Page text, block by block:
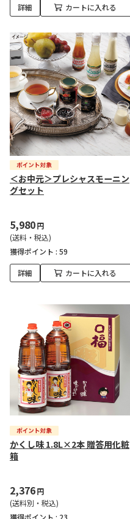
詳細 カートに入れる
＜お中元＞プレシャスモーニン
グセット
5,980円
(送料・税込)
獲得ポイント : 59
詳細 カートに入れる
かくし味 1.8L×2本 贈答用化粧
箱
2,376円
(送料別・税込)
獲得ポイント : 23